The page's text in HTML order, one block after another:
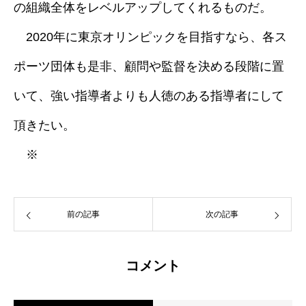
の組織全体をレベルアップしてくれるものだ。
2020年に東京オリンピックを目指すなら、各ス
ポーツ団体も是非、顧問や監督を決める段階に置
いて、強い指導者よりも人徳のある指導者にして
頂きたい。
※
前の記事 次の記事
コメント